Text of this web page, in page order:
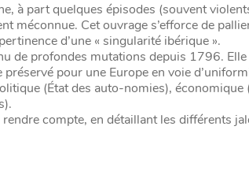
à part quelques épisodes (souvent
méconnue. Cet ouvrage s’efforce de
d’une « singularité ibérique ».
de profondes mutations depuis 1796.
préservé pour une Europe en voie
(État des auto-nomies),
rendre compte, en détaillant les différents